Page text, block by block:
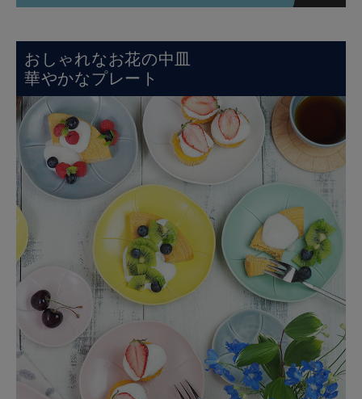
おしゃれなお花の中皿
華やかなプレート